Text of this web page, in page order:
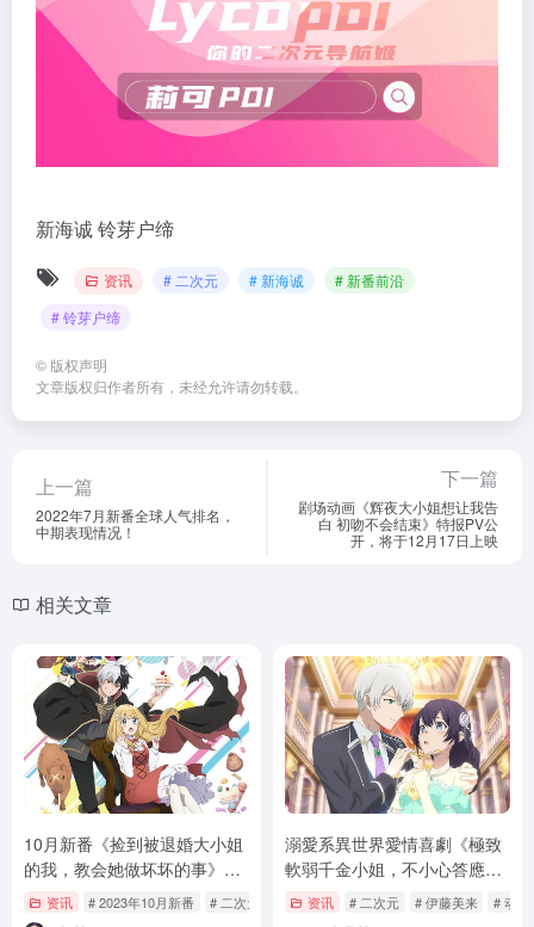
新海诚 铃芽户缔
资讯 # 二次元 # 新海诚
# 新番前沿
# 铃芽户缔
© 版权声明
文章版权归作者所有，未经允许请勿转载。
上一篇
2022年7月新番全球人气排名，
中期表现情况！
下一篇
剧场动画《辉夜大小姐想让我告
白 初吻不会结束》特报PV公
开，将于12月17日上映
相关文章
10月新番《捡到被退婚大小姐
的我，教会她做坏坏的事》第
二弹PV和视觉图公开
资讯 # 2023年10月新番 # 二次元 # 捡到被退婚大小姐的我，教会她做坏坏的事
溺愛系異世界愛情喜劇《極致
軟弱千金小姐，不小心答應了
精明未婚夫的賭局》確定改編
電視動畫！伊藤美來、逢坂良
资讯 # 二次元 # 伊藤美来 # 动漫